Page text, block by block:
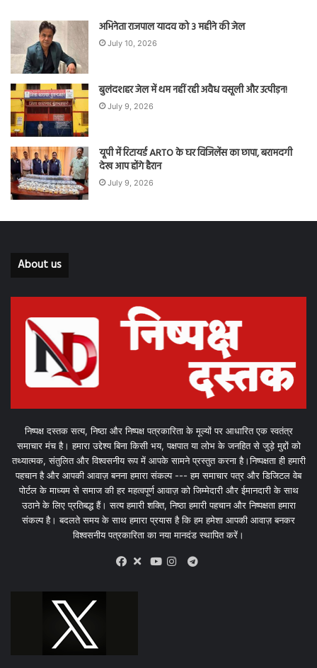
अभिनेता राजपाल यादव को 3 महीने की जेल
July 10, 2026
बुलंदशहर जेल में थम नहीं रही अवैध वसूली और उत्पीड़न!
July 9, 2026
यूपी में रिटायर्ड ARTO के घर विजिलेंस का छापा, बरामदगी
देख आप होंगे हैरान
July 9, 2026
About us
निष्पक्ष दस्तक सत्य, निष्ठा और निष्पक्ष पत्रकारिता के मूल्यों पर आधारित एक स्वतंत्र
समाचार मंच है। हमारा उद्देश्य बिना किसी भय, पक्षपात या लोभ के जनहित से जुड़े मुद्दों को
तथ्यात्मक, संतुलित और विश्वसनीय रूप में आपके सामने प्रस्तुत करना है।निष्पक्षता ही हमारी
पहचान है और आपकी आवाज़ बनना हमारा संकल्प --- हम समाचार पत्र और डिजिटल वेब
पोर्टल के माध्यम से समाज की हर महत्वपूर्ण आवाज़ को जिम्मेदारी और ईमानदारी के साथ
उठाने के लिए प्रतिबद्ध हैं। सत्य हमारी शक्ति, निष्ठा हमारी पहचान और निष्पक्षता हमारा
संकल्प है। बदलते समय के साथ हमारा प्रयास है कि हम हमेशा आपकी आवाज़ बनकर
विश्वसनीय पत्रकारिता का नया मानदंड स्थापित करें।
X
Telegram